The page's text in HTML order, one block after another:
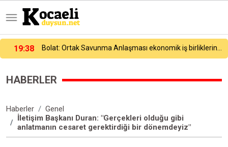
19:38
HABERLER
Haberler
Genel
İletişim Başkanı Duran: "Gerçekleri olduğu gibi
anlatmanın cesaret gerektirdiği bir dönemdeyiz"